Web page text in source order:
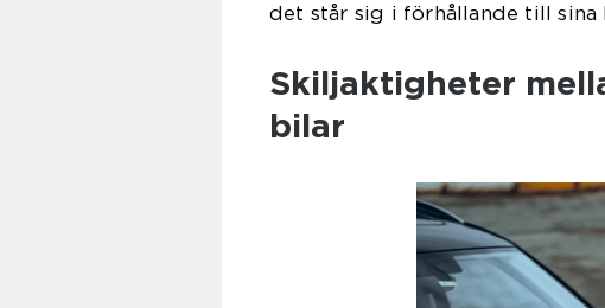
det står sig i förhållande till sina
Skiljaktigheter
bilar